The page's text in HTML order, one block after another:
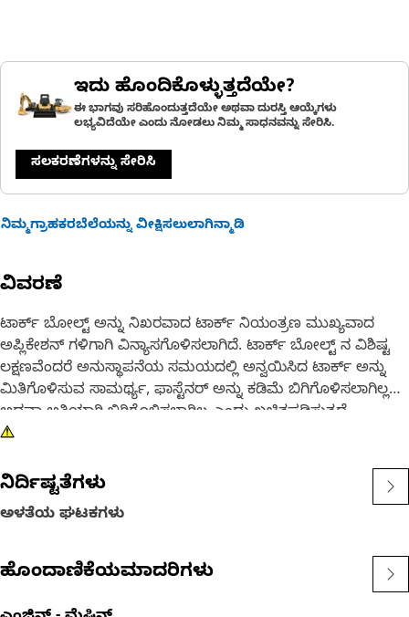
ಇದು ಹೊಂದಿಕೊಳ್ಳುತ್ತದೆಯೇ?
ಈ ಭಾಗವು ಸರಿಹೊಂದುತ್ತದೆಯೇ ಅಥವಾ ದುರಸ್ತಿ ಆಯ್ಕೆಗಳು
ಲಭ್ಯವಿದೆಯೇ ಎಂದು ನೋಡಲು ನಿಮ್ಮ ಸಾಧನವನ್ನು ಸೇರಿಸಿ.
ಸಲಕರಣೆಗಳನ್ನು ಸೇರಿಸಿ
ನಿಮ್ಮಗ್ರಾಹಕರಬೆಲೆಯನ್ನು ವೀಕ್ಷಿಸಲುಲಾಗಿನ್ಮಾಡಿ
ವಿವರಣೆ
ಟಾರ್ಕ್ ಬೋಲ್ಟ್ ಅನ್ನು ನಿಖರವಾದ ಟಾರ್ಕ್ ನಿಯಂತ್ರಣ ಮುಖ್ಯವಾದ
ಅಪ್ಲಿಕೇಶನ್ ಗಳಿಗಾಗಿ ವಿನ್ಯಾಸಗೊಳಿಸಲಾಗಿದೆ. ಟಾರ್ಕ್ ಬೋಲ್ಟ್ ನ ವಿಶಿಷ್ಟ
ಲಕ್ಷಣವೆಂದರೆ ಅನುಸ್ಥಾಪನೆಯ ಸಮಯದಲ್ಲಿ ಅನ್ವಯಿಸಿದ ಟಾರ್ಕ್ ಅನ್ನು
ಮಿತಿಗೊಳಿಸುವ ಸಾಮರ್ಥ್ಯ, ಫಾಸ್ಟೆನರ್ ಅನ್ನು ಕಡಿಮೆ ಬಿಗಿಗೊಳಿಸಲಾಗಿಲ್ಲ
ಅಥವಾ ಅತಿಯಾಗಿ ಬಿಗಿಗೊಳಿಸಲಾಗಿಲ್ಲ ಎಂದು ಖಚಿತಪಡಿಸುತ್ತದೆ.
• ಅನ್ವಯಿತ ಟಾರ್ಕ್ ಅನ್ನು ನಿಯಂತ್ರಿಸುವುದು.
• ಅತಿಯಾದ ಬಿಗಿತವನ್ನು ತಡೆಯುವುದು.
• ತುಕ್ಕು ನಿರೋಧಕತೆಯನ್ನು ಹೆಚ್ಚಿಸಿ.
ಅಪ್ಲಿಕೇಶನ್ ಗಳು:
ಟಾರ್ಕ್ ಬೋಲ್ಟ್ ಕೀಲುಗಳಲ್ಲಿ ಸರಿಯಾದ ಮತ್ತು ಸ್ಥಿರವಾದ ಕ್ಲ್ಯಾಂಪಿಂಗ್
ಬಲವನ್ನು ಖಚಿತಪಡಿಸುತ್ತದೆ ಮತ್ತು ಕಡಿಮೆ ಬಿಗಿಗೊಳಿಸುವಿಕೆಯನ್ನು
ನಿರ್ದಿಷ್ಟತೆಗಳು
ಅಳತೆಯ ಘಟಕಗಳು
ಹೊಂದಾಣಿಕೆಯಮಾದರಿಗಳು